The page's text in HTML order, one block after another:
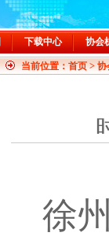
下载中心 协会
当前位置：首页 >
徐